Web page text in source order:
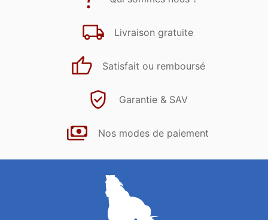
Livraison gratuite
Satisfait ou remboursé
Garantie & SAV
Nos modes de paiement